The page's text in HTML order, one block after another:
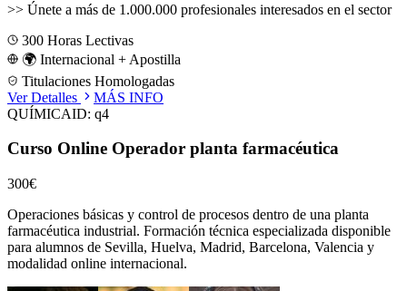
>> Únete a más de 1.000.000 profesionales interesados en el sector
300 Horas Lectivas
🌍 Internacional + Apostilla
Titulaciones Homologadas
Ver Detalles
MÁS INFO
QUÍMICAID: q4
Curso Online Operador planta farmacéutica
300€
Operaciones básicas y control de procesos dentro de una planta
farmacéutica industrial. Formación técnica especializada disponible
para alumnos de Sevilla, Huelva, Madrid, Barcelona, Valencia y
modalidad online internacional.